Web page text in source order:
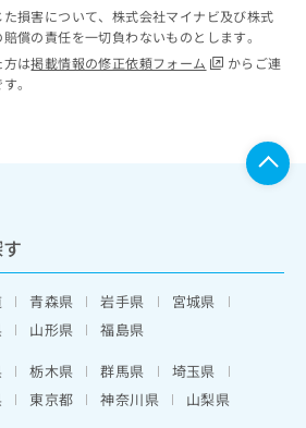
損害について、株式会社マイナビ及び株式
償の責任を一切負わないものとします。
方は掲載情報の修正依頼フォーム
からご連
。
青森県 岩手県
宮城県
山形県
福島県
栃木県 群馬県
埼玉県
東京都 神奈川県
山梨県